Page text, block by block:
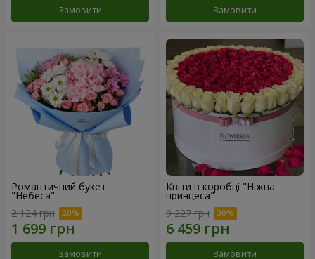
Замовити Замовити
Романтичний букет
"Небеса"
2 124 грн
Замовити
Квіти в коробці "Ніжна
принцеса"
9 227 грн
Замовити